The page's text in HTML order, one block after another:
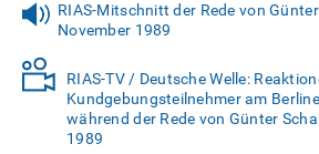
RIAS-Mitschnitt der Rede von
November 1989
RIAS-TV / Deutsche Welle:
Kundgebungsteilnehmer am
während der Rede von Günter
1989